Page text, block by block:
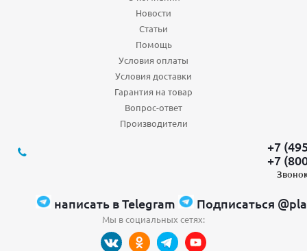
Новости
Статьи
Помощь
Условия оплаты
Условия доставки
Гарантия на товар
Вопрос-ответ
Производители
+7
+7
написать в Telegram Подписаться
Мы в социальных сетях: